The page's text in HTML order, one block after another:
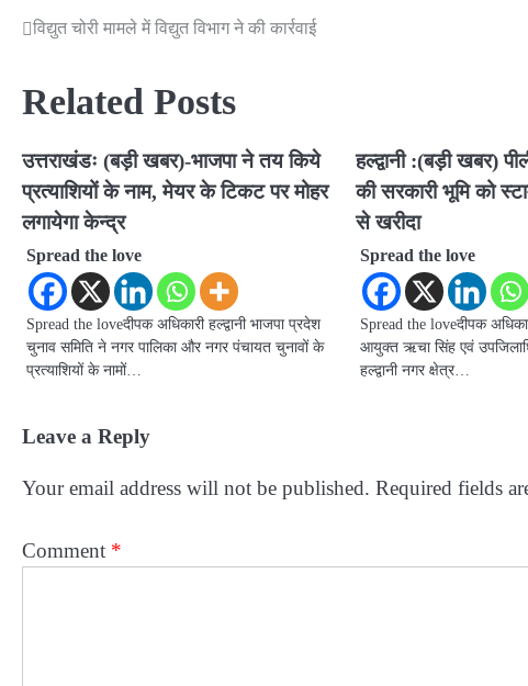
Post
विद्युत चोरी मामले में विद्युत विभाग ने की कार्रवाई
Related Posts
उत्तराखंडः (बड़ी खबर)-भाजपा ने तय किये
प्रत्याशियों के नाम, मेयर के टिकट पर मोहर
लगायेगा केन्द्र
Spread the love
Spread the loveदीपक अधिकारी हल्द्वानी भाजपा प्रदेश
चुनाव समिति ने नगर पालिका और नगर पंचायत चुनावों के
प्रत्याशियों के नामों…
हल्द्वानी :(बड़ी खबर)
की सरकारी भूमि को
से खरीदा
Spread the love
Spread the loveदीपक
आयुक्त ऋचा सिंह एवं
हल्द्वानी नगर क्षेत्र…
Leave a Reply
Your email address will not be published. Required fields
Comment *